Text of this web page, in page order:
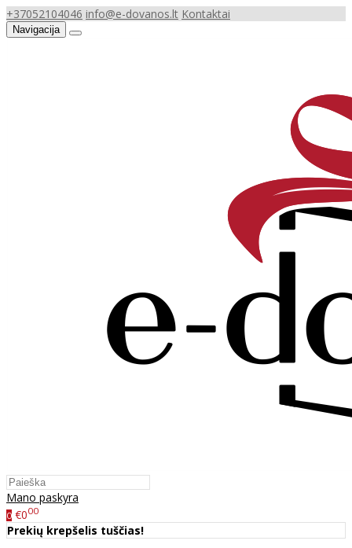
+37052104046 info@e-dovanos.lt Kontaktai
Navigacija
Mano paskyra
0 €000
Prekių krepšelis tuščias!